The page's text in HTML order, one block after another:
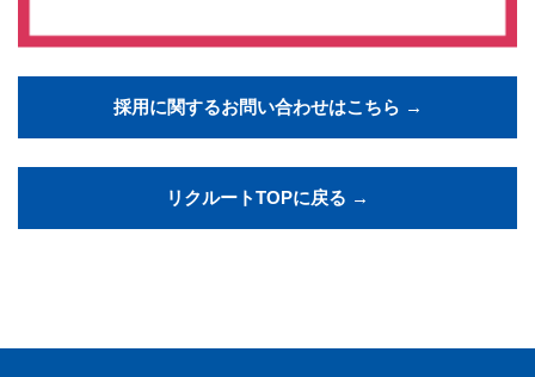
採用に関するお問い合わせはこちら →
リクルートTOPに戻る →